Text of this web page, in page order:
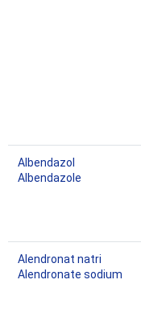
Albendazol
Albendazole
Alendronat natri
Alendronate sodium